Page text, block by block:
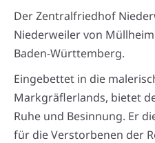
Der Zentralfriedhof
Niederweiler von
Baden-Württemberg.
Eingebettet in die
Markgräflerlands, bietet
Ruhe und Besinnung. Er
für die Verstorbenen der